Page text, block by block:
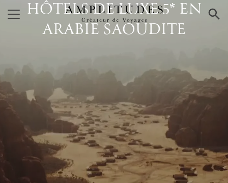
×
HÔTELS DE LUXE 5* EN
ARABIE SAOUDITE